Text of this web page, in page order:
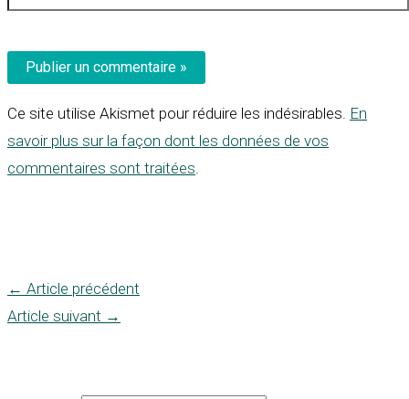
Ce site utilise Akismet pour réduire les indésirables. En
savoir plus sur la façon dont les données de vos
commentaires sont traitées.
← Article précédent
Article suivant →